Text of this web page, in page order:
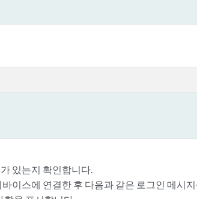
있는지 확인합니다.
이스에 연결한 후 다음과 같은 로그인 메시